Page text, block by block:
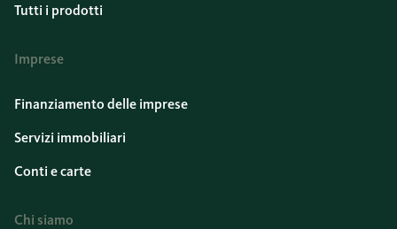
Tutti i prodotti
Imprese
Finanziamento delle imprese
Servizi immobiliari
Conti e carte
Chi siamo